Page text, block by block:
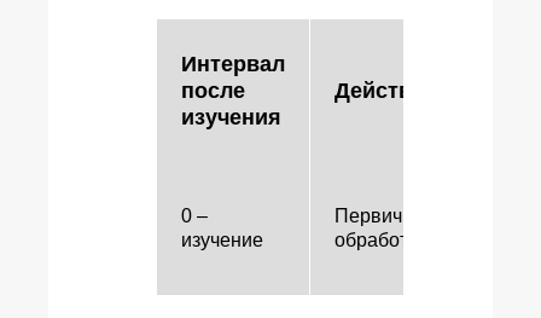
Интервал
после
изучения
Действие
0 –
изучение
Первичная
обработка